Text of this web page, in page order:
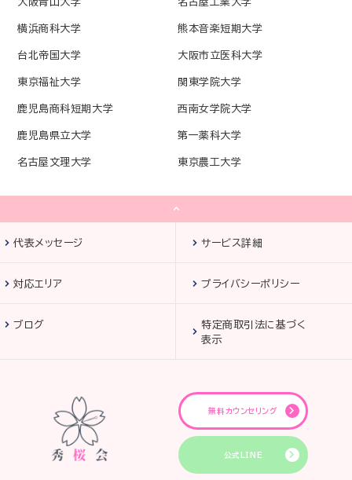
横浜商科大学 熊本音楽短期大学
台北帝国大学 大阪市立医科大学
東京福祉大学 関東学院大学
鹿児島商科短期大学 西南女学院大学
鹿児島県立大学 第一薬科大学
名古屋文理大学 東京農工大学
代表メッセージ サービス詳細
対応エリア プライバシーポリシー
ブログ
特定商取引法に基づく
表示
無料カウンセリング
公式LINE